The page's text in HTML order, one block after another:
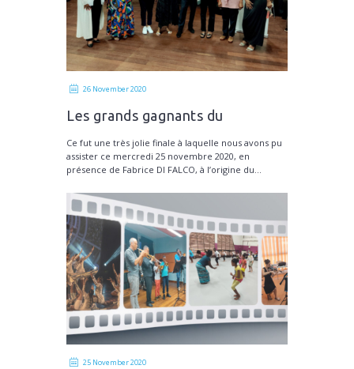
26 November 2020
Les grands gagnants du
Ce fut une très jolie finale à laquelle nous avons pu
assister ce mercredi 25 novembre 2020, en
présence de Fabrice DI FALCO, à l’origine du...
25 November 2020